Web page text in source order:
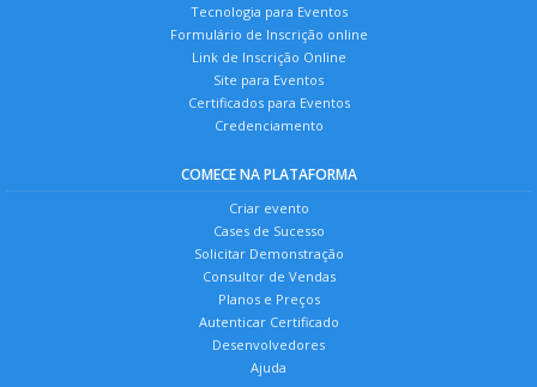
Tecnologia para Eventos
Formulário de Inscrição online
Link de Inscrição Online
Site para Eventos
Certificados para Eventos
Credenciamento
COMECE NA PLATAFORMA
Criar evento
Cases de Sucesso
Solicitar Demonstração
Consultor de Vendas
Planos e Preços
Autenticar Certificado
Desenvolvedores
Ajuda